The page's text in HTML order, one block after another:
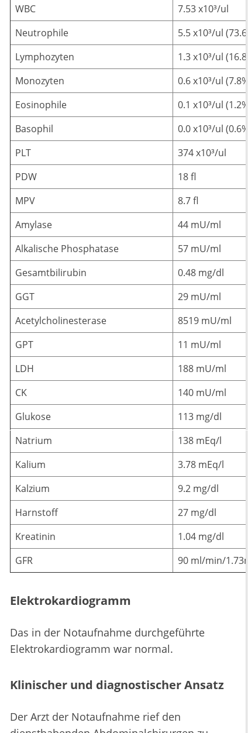
WBC
7.53 x10³/ul
Neutrophile
5.5 x10³/ul
Lymphozyten
1.3 x10³/ul
Monozyten
0.6 x10³/ul (7.8%)
Eosinophile
0.1 x10³/ul (1.2%)
Basophil
0.0 x10³/ul (0.6%)
PLT
374 x10³/ul
PDW
18 fl
MPV
8.7 fl
Amylase
44 mU/ml
Alkalische Phosphatase
57 mU/ml
Gesamtbilirubin
0.48 mg/dl
GGT
29 mU/ml
Acetylcholinesterase
8519 mU/ml
GPT
11 mU/ml
LDH
188 mU/ml
CK
140 mU/ml
Glukose
113 mg/dl
Natrium
138 mEq/l
Kalium
3.78 mEq/l
Kalzium
9.2 mg/dl
Harnstoff
27 mg/dl
Kreatinin
1.04 mg/dl
GFR
90 ml/min/1.73m
Elektrokardiogramm
Das in der Notaufnahme durchgeführte
Elektrokardiogramm war normal.
Klinischer und diagnostischer Ansatz
Der Arzt der Notaufnahme rief den